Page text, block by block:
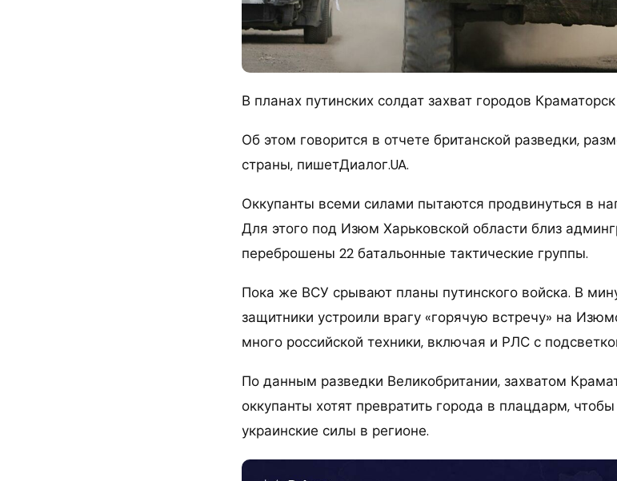
В планах путинских солдат захват городов
Об этом говорится в отчете британской разведки,
страны, пишетДиалог.UA.
Оккупанты всеми силами пытаются продвинуться в
Для этого под Изюм Харьковской области близ
переброшены 22 батальонные тактические группы.
Пока же ВСУ срывают планы путинского войска. В
защитники устроили врагу «горячую встречу» на
много российской техники, включая и РЛС с
По данным разведки Великобритании, захватом
оккупанты хотят превратить города в плацдарм,
украинские силы в регионе.